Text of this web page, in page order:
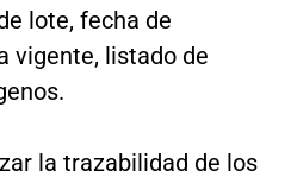
lote, fecha de
vigente, listado de
la trazabilidad de los